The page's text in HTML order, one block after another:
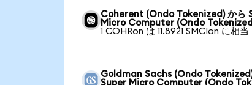
Coherent (Ondo Tokenized) から
Micro Computer (Ondo
1 COHRon は 11.8921 SMCIon に相当
Goldman Sachs (Ondo
Super Micro Computer (Ondo